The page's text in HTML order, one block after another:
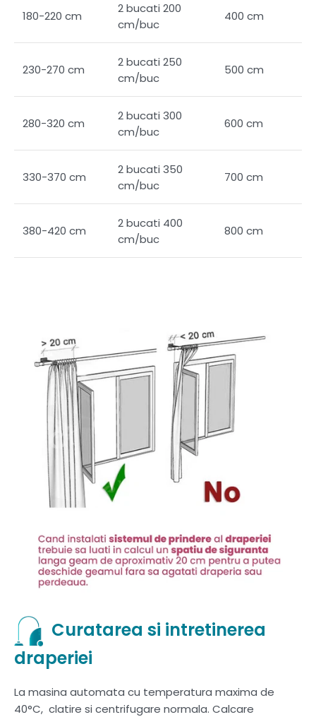
180-220 cm
2 bucati 200
cm/buc
400 cm
230-270 cm
2 bucati 250
cm/buc
500 cm
280-320 cm
2 bucati 300
cm/buc
600 cm
330-370 cm
2 bucati 350
cm/buc
700 cm
380-420 cm
2 bucati 400
cm/buc
800 cm
Curatarea si intretinerea
draperiei
La masina automata cu temperatura maxima de
40°C, clatire si centrifugare normala. Calcare